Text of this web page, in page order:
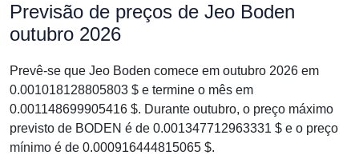
Previsão de preços de Jeo Boden
outubro 2026
Prevê-se que Jeo Boden comece em outubro 2026 em
0.001018128805803 $ e termine o mês em
0.001148699905416 $. Durante outubro, o preço máximo
previsto de BODEN é de 0.001347712963331 $ e o preço
mínimo é de 0.000916444815065 $.